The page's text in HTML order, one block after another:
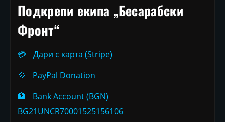
Подкрепи екипа „Бесарабски
Фронт“
💳
Дари с карта (Stripe)
💠
PayPal Donation
🏦
Bank Account (BGN)
BG21UNCR70001525156106